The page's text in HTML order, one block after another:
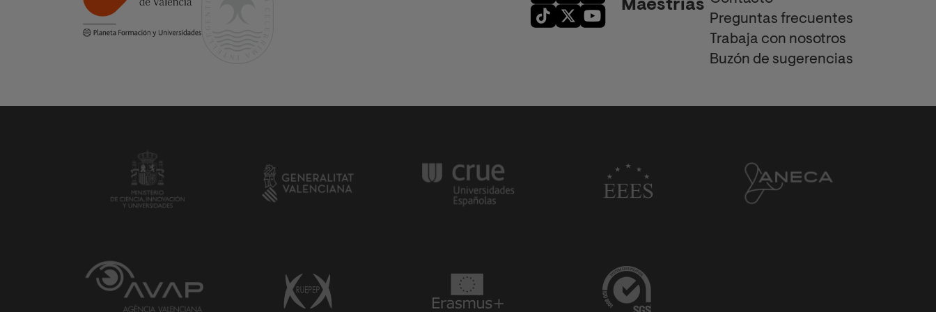
Maestrías
Preguntas frecuentes
Trabaja con nosotros
Buzón de sugerencias